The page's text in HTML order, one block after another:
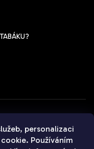
personalizaci
Používáním